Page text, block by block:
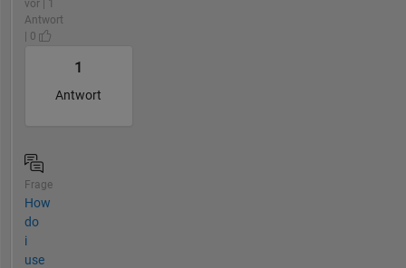
vor | 1
Antwort
| 0
1
Antwort
Frage
How
do
i
use